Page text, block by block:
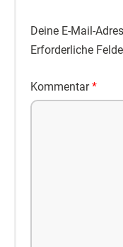
Deine E-Mail-
Erforderliche
Kommentar*